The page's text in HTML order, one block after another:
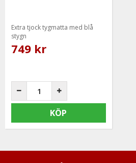
Extra tjock tygmatta med blå
stygn
749 kr
KÖP